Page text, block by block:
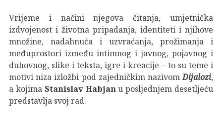
Vrijeme i načini njegova čitanja, umjetnička
izdvojenost i životna pripadanja, identiteti i njihove
množine, nadahnuća i uzvraćanja, prožimanja i
međuprostori između intimnog i javnog, pojavnog i
duhovnog, slike i teksta, igre i kreacije – to su teme i
motivi niza izložbi pod zajedničkim nazivom Dijalozi,
a kojima Stanislav Habjan u posljednjem desetljeću
predstavlja svoj rad.